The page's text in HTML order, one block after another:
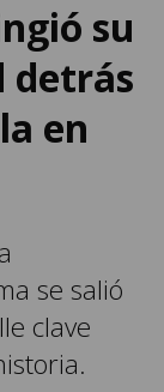
su
detrás
en
se salió
clave